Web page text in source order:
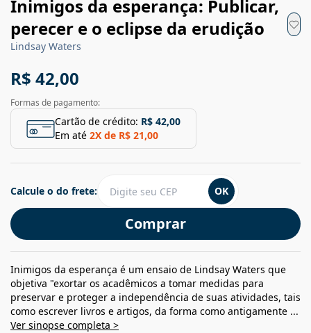
Inimigos da esperança: Publicar,
perecer e o eclipse da erudição
Lindsay Waters
R$ 42,00
Formas de pagamento:
Cartão de crédito: R$ 42,00
Em até 2X de R$ 21,00
Comprar
Calcule o do frete: OK
Inimigos da esperança é um ensaio de Lindsay Waters que
objetiva "exortar os acadêmicos a tomar medidas para
preservar e proteger a independência de suas atividades, tais
como escrever livros e artigos, da forma como antigamente ...
Ver sinopse completa >